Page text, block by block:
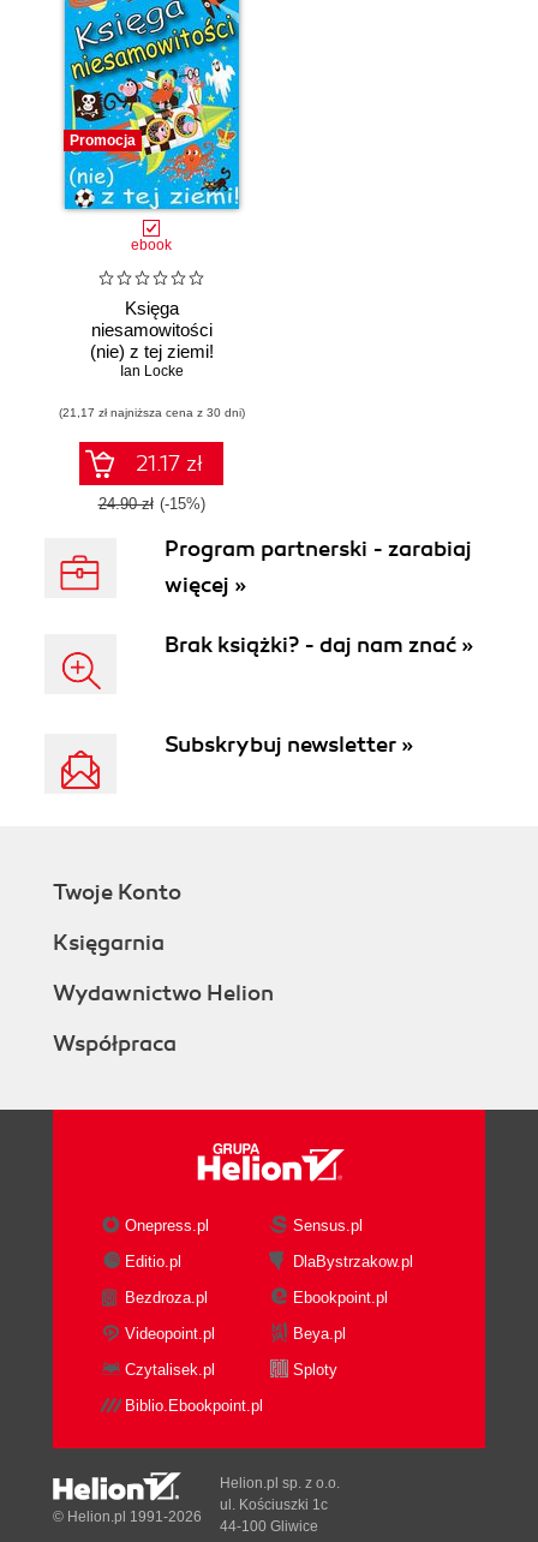
Promocja
ebook
Księga
niesamowitości
(nie) z tej ziemi!
Księga faktów
niezwykłych
Ian Locke
(21,17 zł najniższa cena z 30 dni)
21.17 zł
24.90 zł (-15%)
Program partnerski - zarabiaj
więcej »
Brak książki? - daj nam znać »
Subskrybuj newsletter »
Twoje Konto
Księgarnia
Wydawnictwo Helion
Współpraca
Onepress.pl
Sensus.pl
Editio.pl
DlaBystrzakow.pl
Bezdroza.pl
Ebookpoint.pl
Videopoint.pl
Beya.pl
Czytalisek.pl
Sploty
Biblio.Ebookpoint.pl
© Helion.pl 1991-2026
Helion.pl sp. z o.o.
ul. Kościuszki 1c
44-100 Gliwice